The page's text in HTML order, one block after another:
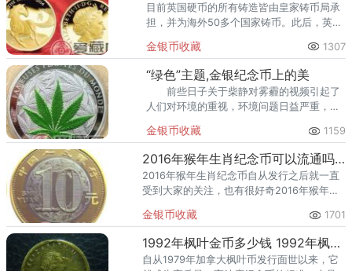
目前英国硬币的所有铸造皆由皇家铸币局承
担，并为海外50多个国家铸币。此后，英国
价值。
金银币收藏 1307
“绿色”主题,金银纪念币上的美
前些日子关于柴静对雾霾的视频引起了
人们对环境的重视，环境问题日益严重，十
康，善待地球，改善生态环境已经成为全世
界人类的共识。
金银币收藏 1159
2016年猴年生肖纪念币可以流通吗？收藏价值怎么样？
2016年猴年生肖纪念币自从发行之后就一直
受到大家的关注，也有很好奇2016年猴年生
生肖纪念币收藏价值?
金银币收藏 1701
1992年枫叶金币多少钱 1992年枫叶金币
自从1979年加拿大枫叶币发行面世以来，它